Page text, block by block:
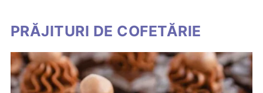
PRĂJITURI DE COFETĂRIE